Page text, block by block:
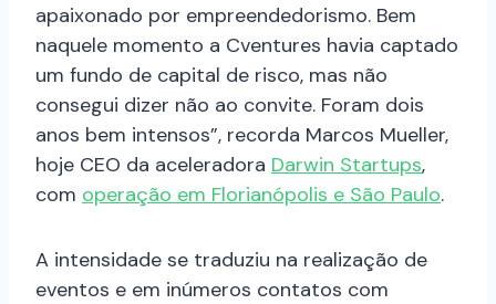
apaixonado por empreendedorismo. Bem
naquele momento a Cventures havia captado
um fundo de capital de risco, mas não
consegui dizer não ao convite. Foram dois
anos bem intensos”, recorda Marcos Mueller,
hoje CEO da aceleradora Darwin Startups,
com operação em Florianópolis e São Paulo.
A intensidade se traduziu na realização de
eventos e em inúmeros contatos com